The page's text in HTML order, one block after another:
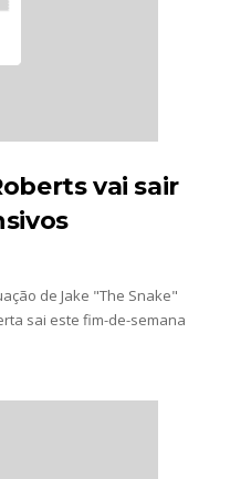
vai sair
de Jake "The Snake"
sai este fim-de-semana